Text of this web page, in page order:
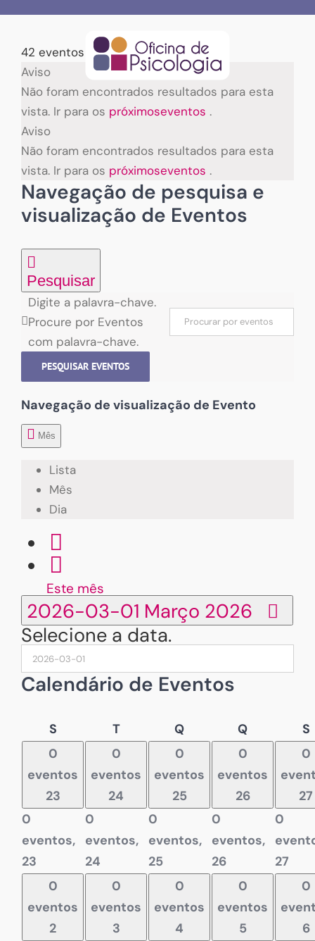
content42 eventos encontrados.
Eventos
Aviso
Não foram encontrados resultados para esta
vista. Ir para os próximoseventos .
Aviso
Não foram encontrados resultados para esta
vista. Ir para os próximoseventos .
Navegação de pesquisa e
visualização de Eventos
Pesquisar
Digite a palavra-chave.
Procure por Eventos
com palavra-chave.
PESQUISAR EVENTOS
Navegação de visualização de Evento
Mês
Lista
Mês
Dia
Este mês
2026-03-01 Março 2026
Selecione a data.
Calendário de Eventos
SSegunda-
feira
TTerça-
feira
QQuarta-
QQuinta-
S
0
eventos
23
0
eventos,
23
0
eventos
24
0
eventos,
24
0
eventos
25
0
eventos,
25
0
eventos
26
0
eventos,
26
0
27
0
27
0
eventos
2
0
eventos
3
0
eventos
4
0
eventos
5
0
6